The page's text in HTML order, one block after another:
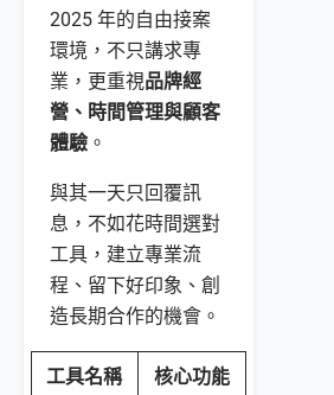
2025 年的自由接案
環境，不只講求專
業，更重視品牌經
營、時間管理與顧客
體驗。
與其一天只回覆訊
息，不如花時間選對
工具，建立專業流
程、留下好印象、創
造長期合作的機會。
工具名稱 核心功能